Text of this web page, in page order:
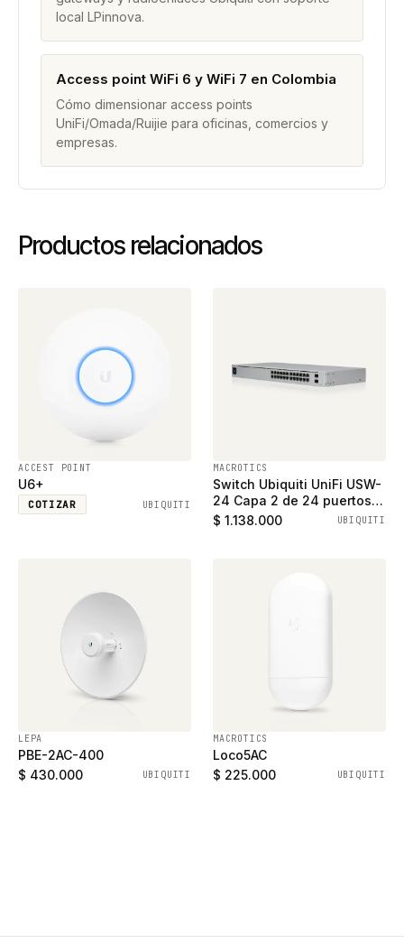
local LPinnova.
Access point WiFi 6 y WiFi 7 en Colombia
Cómo dimensionar access points
UniFi/Omada/Ruijie para oficinas, comercios y
empresas.
Productos relacionados
ACCEST POINT
U6+
COTIZAR UBIQUITI
MACROTICS
Switch Ubiquiti UniFi USW-
24 Capa 2 de 24 puertos
ethernet gigabit y 2
$ 1.138.000 UBIQUITI
LEPA
PBE-2AC-400
$ 430.000
UBIQUITI
MACROTICS
Loco5AC
$ 225.000
UBIQUITI